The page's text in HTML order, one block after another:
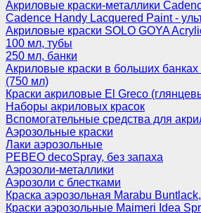
Акриловые краски-металлики
Cadence Handy Lacquered Paint -
Акриловые краски SOLO GOYA
100 мл, тубы
250 мл, банки
Акриловые краски в больших
(750 мл)
Краски акриловые El Greco
Наборы акриловых красок
Вспомогательные средства для
Аэрозольные краски
Лаки аэрозольные
PEBEO decoSpray, без запаха
Аэрозоли-металлики
Аэрозоли с блестками
Краска аэрозольная Marabu
Краски аэрозольные Maimeri Idea